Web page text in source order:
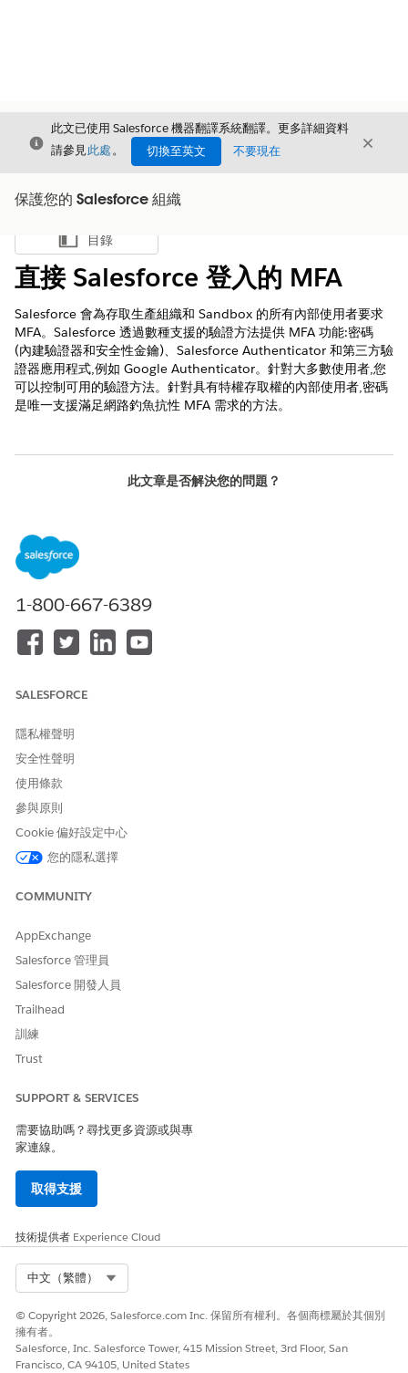
結束
此文已使用 Salesforce 機器翻譯系統翻譯。更多詳細資料
請參見此處。 切換至英文 不要現在 結束
保護您的 Salesforce 組織
顯示目錄
目錄
直接 Salesforce 登入的 MFA
Salesforce 會為存取生產組織和 Sandbox 的所有內部使用者要求
MFA。Salesforce 透過數種支援的驗證方法提供 MFA 功能:密碼
(內建驗證器和安全性金鑰)、Salesforce Authenticator 和第三方驗
證器應用程式,例如 Google Authenticator。針對大多數使用者,您
可以控制可用的驗證方法。針對具有特權存取權的內部使用者,密碼
是唯一支援滿足網路釣魚抗性 MFA 需求的方法。
此文章是否解決您的問題？
1-800-667-6389
SALESFORCE
隱私權聲明
安全性聲明
使用條款
參與原則
Cookie 偏好設定中心
您的隱私選擇
COMMUNITY
AppExchange
Salesforce 管理員
Salesforce 開發人員
Trailhead
訓練
Trust
SUPPORT & SERVICES
需要協助嗎？尋找更多資源或與專
家連線。
取得支援
技術提供者 Experience Cloud
中文（繁體）
© Copyright 2026, Salesforce.com Inc. 保留所有權利。各個商標屬於其個別
擁有者。
Salesforce, Inc. Salesforce Tower, 415 Mission Street, 3rd Floor, San
Francisco, CA 94105, United States